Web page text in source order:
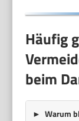
Häufig
beim
Warum